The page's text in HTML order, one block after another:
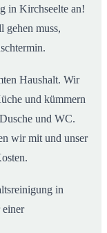
in Kirchseelte an!
gehen muss,
Haushalt. Wir
und kümmern
und WC.
wir mit und unser
in
einer